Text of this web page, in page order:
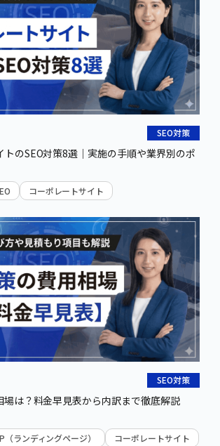
LINE広告
X広告（旧Twitter広告）
TikTok広告
Pinterest広告
Linkedin広告
その他SNS広告
Instagram運用
LINE運用
その他SNS運用
対策 その他
Webマーケティング
新技術/ トレンド
SEO対策
トのSEO対策8選｜実施の手順や業界別のポ
コーポレートサイト
SEO対策
場は？料金早見表から内訳まで徹底解説
（ランディングページ）
コーポレートサイト